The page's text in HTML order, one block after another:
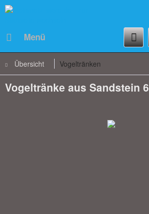
Menü
Übersicht Vogeltränken
Vogeltränke aus Sandstein 6